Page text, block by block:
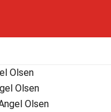
Olsen
Olsen
Olsen